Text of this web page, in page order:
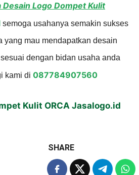
Desain Logo Dompet Kulit
semoga usahanya semakin sukses
yang mau mendapatkan desain
dengan bidan usaha anda
kami di 087784907560
Kulit ORCA Jasalogo.id
SHARE